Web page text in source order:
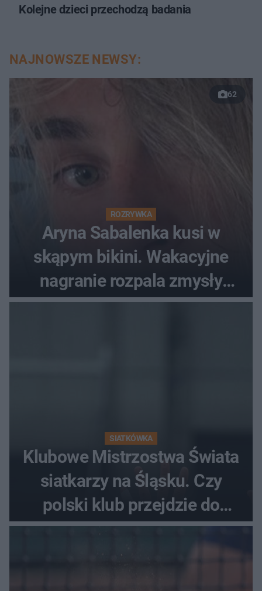
Kolejne dzieci przechodzą badania
NAJNOWSZE NEWSY:
62
ROZRYWKA
Aryna Sabalenka kusi w
skąpym bikini. Wakacyjne
nagranie rozpala zmysły
fanów
SIATKÓWKA
Klubowe Mistrzostwa Świata
siatkarzy na Śląsku. Czy
polski klub przejdzie do
historii